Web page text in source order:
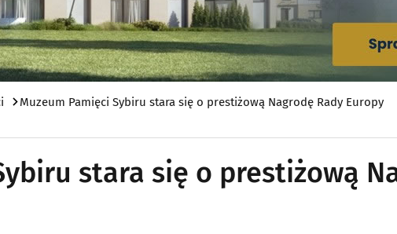
Muzeum Pamięci Sybiru stara się o prestiżową Nagrodę Rady Europy
stara się o prestiżową